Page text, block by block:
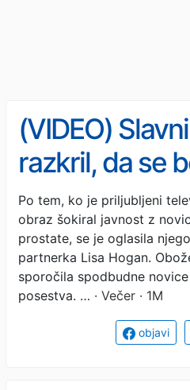
(VIDEO)
razkril, da se
zdaj se je
partnerka in
kakšno je
Po tem, ko je priljubljeni
obraz šokiral javnost z
prostate, se je oglasila
partnerka Lisa Hogan.
sporočila spodbudne
posestva. … · Večer · 1M
objavi